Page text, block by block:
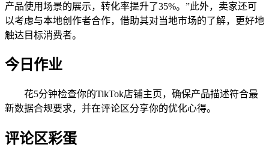
产品使用场景的展示，转化率提升了35%。”此外，卖家还可
以考虑与本地创作者合作，借助其对当地市场的了解，更好地
触达目标消费者。
今日作业
花5分钟检查你的TikTok店铺主页，确保产品描述符合最
新数据合规要求，并在评论区分享你的优化心得。
评论区彩蛋